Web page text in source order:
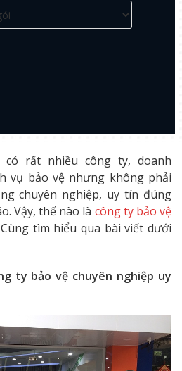
rất nhiều công ty, doanh
vụ bảo vệ nhưng không phải
chuyên nghiệp, uy tín đúng
Vậy, thế nào là công ty bảo vệ
tìm hiểu qua bài viết dưới
ty bảo vệ chuyên nghiệp uy